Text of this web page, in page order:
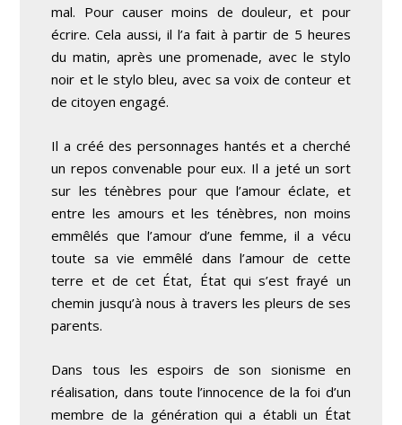
mal. Pour causer moins de douleur, et pour
écrire. Cela aussi, il l’a fait à partir de 5 heures
du matin, après une promenade, avec le stylo
noir et le stylo bleu, avec sa voix de conteur et
de citoyen engagé.
Il a créé des personnages hantés et a cherché
un repos convenable pour eux. Il a jeté un sort
sur les ténèbres pour que l’amour éclate, et
entre les amours et les ténèbres, non moins
emmêlés que l’amour d’une femme, il a vécu
toute sa vie emmêlé dans l’amour de cette
terre et de cet État, État qui s’est frayé un
chemin jusqu’à nous à travers les pleurs de ses
parents.
Dans tous les espoirs de son sionisme en
réalisation, dans toute l’innocence de la foi d’un
membre de la génération qui a établi un État